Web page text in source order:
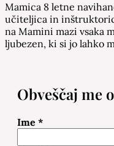
Mamica 8 letne
učiteljica in
na Mamini mazi vsaka
ljubezen, ki si jo lahko
Obveščaj me
Ime *